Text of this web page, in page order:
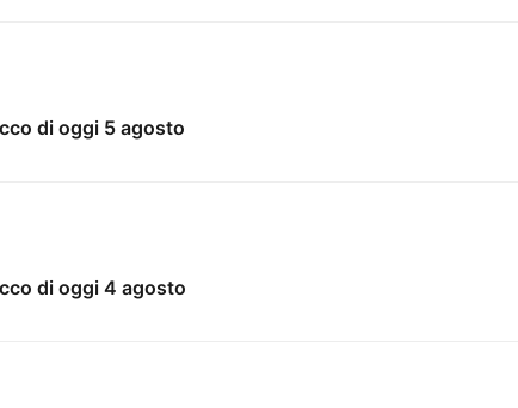
di oggi 5 agosto
di oggi 4 agosto